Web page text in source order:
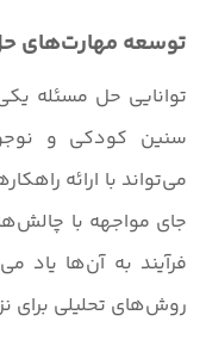
توسعه مهارت‌های
توانایی حل مسئله
سنین کودکی و
می‌تواند با ارائه
جای مواجهه با
فرآیند به آن‌ها یاد
روش‌های تحلیلی برای